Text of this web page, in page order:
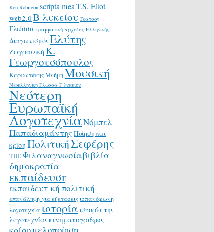
Ken Robinson scripta meaT.S. Eliot
web2.0 Β λυκείου Γκάτσος
Γλώσσα Γραμματική Αρχαίας Ελληνικής
ΔιαγωνισμόςΕλύτης
Ζωγραφική Κ.
Γεωργουσόπουλος
ΚαρυωτάκηςΜνήμηΜουσική
Νεοελληνική Γλώσσα Γ λυκείου
Νεότερη
Ευρωπαϊκή
ΛογοτεχνίαΝόμπελ
Παπαδιαμάντης Ποίηση και
κρίση ΠολιτικήΣεφέρης
ΤΠΕΦιλαναγνωσίαβιβλία
δημοκρατία
εκπαίδευση
εκπαιδευτική πολιτική
επανάληψη για εξετάσεις ισπανόφωνη
λογοτεχνία ιστορία ιστορία της
λογοτεχνίαςκινηματογράφος
κρίση μελοποίηση